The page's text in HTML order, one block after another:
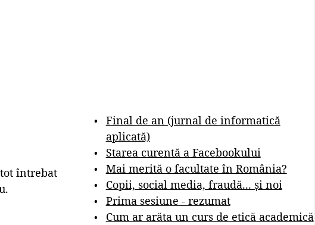
întrebat
Final de an (jurnal de informatică
aplicată)
Starea curentă a Facebookului
Mai merită o facultate în România?
Copii, social media, fraudă... și noi
Prima sesiune - rezumat
Cum ar arăta un curs de etică academică